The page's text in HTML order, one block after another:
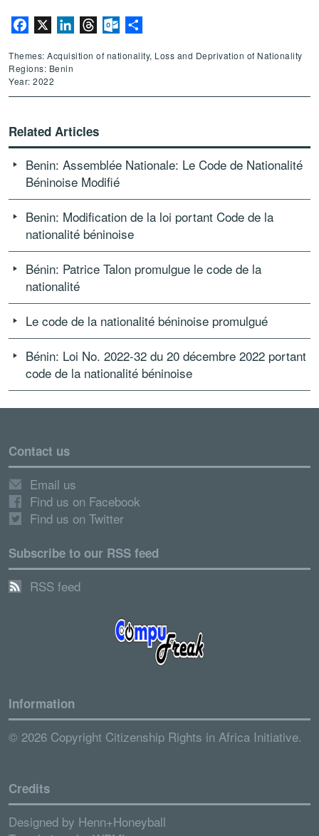
Facebook LinkedInThreadsOutlook.com
Themes: Acquisition of nationality, Loss and Deprivation of Nationality
Regions: Benin
Year: 2022
Related Articles
Benin: Assemblée Nationale: Le Code de Nationalité
Béninoise Modifié
Benin: Modification de la loi portant Code de la
nationalité béninoise
Bénin: Patrice Talon promulgue le code de la
nationalité
Le code de la nationalité béninoise promulgué
Bénin: Loi No. 2022-32 du 20 décembre 2022 portant
code de la nationalité béninoise
Contact us
Email us
Find us on Facebook
Find us on Twitter
Subscribe to our RSS feed
RSS feed
Information
© 2026 Copyright Citizenship Rights in Africa Initiative.
Credits
Designed by Henn+Honeyball